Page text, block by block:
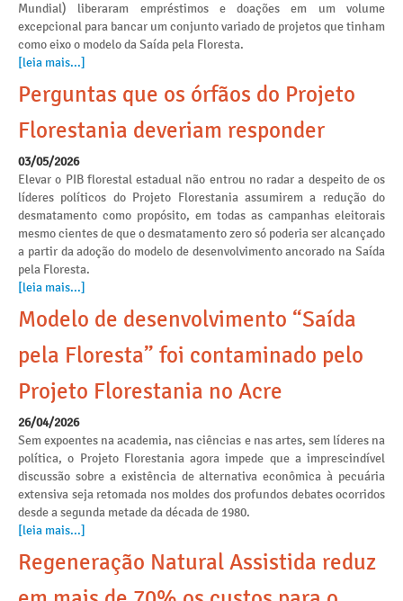
Mundial) liberaram empréstimos e doações em um volume
excepcional para bancar um conjunto variado de projetos que tinham
como eixo o modelo da Saída pela Floresta.
[leia mais...]
Perguntas que os órfãos do Projeto
Florestania deveriam responder
03/05/2026
Elevar o PIB florestal estadual não entrou no radar a despeito de os
líderes políticos do Projeto Florestania assumirem a redução do
desmatamento como propósito, em todas as campanhas eleitorais
mesmo cientes de que o desmatamento zero só poderia ser alcançado
a partir da adoção do modelo de desenvolvimento ancorado na Saída
pela Floresta.
[leia mais...]
Modelo de desenvolvimento “Saída
pela Floresta” foi contaminado pelo
Projeto Florestania no Acre
26/04/2026
Sem expoentes na academia, nas ciências e nas artes, sem líderes na
política, o Projeto Florestania agora impede que a imprescindível
discussão sobre a existência de alternativa econômica à pecuária
extensiva seja retomada nos moldes dos profundos debates ocorridos
desde a segunda metade da década de 1980.
[leia mais...]
Regeneração Natural Assistida reduz